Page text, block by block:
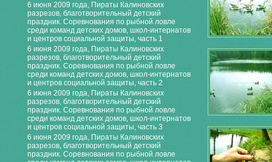
6 июня 2009 года, Пираты Калиновских
разрезов, благотворительный детский
праздник. Соревнования по рыбной ловле
среди команд детских домов, школ-интернатов
и центров социальной защиты, часть 1
6 июня 2009 года, Пираты Калиновских
разрезов, благотворительный детский
праздник. Соревнования по рыбной ловле
среди команд детских домов, школ-интернатов
и центров социальной защиты, часть 2
6 июня 2009 года, Пираты Калиновских
разрезов, благотворительный детский
праздник. Соревнования по рыбной ловле
среди команд детских домов, школ-интернатов
и центров социальной защиты, часть 3
6 июня 2009 года, Пираты Калиновских
разрезов, благотворительный детский
праздник. Соревнования по рыбной ловле